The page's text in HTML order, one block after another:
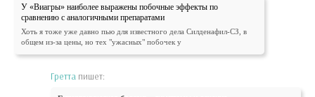
У «Виагры» наиболее выражены побочные эффекты по
сравнению с аналогичными препаратами
Хоть я тоже уже давно пью для известного дела Силденафил-СЗ, в
общем из-за цены, но тех "ужасных" побочек у
Гретта пишет: